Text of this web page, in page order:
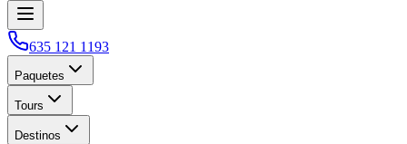
635 121 1193
Paquetes
Tours
Destinos